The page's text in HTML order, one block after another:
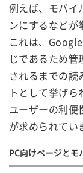
例えば、モバイ
ンにするなどが
これは、
じであるため
されるまでの読
トとして挙げら
ユーザーの利便
が求められてい
PC向けページと